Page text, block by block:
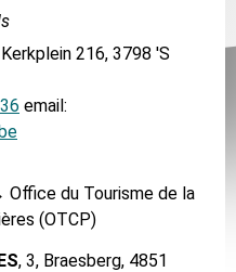
Kerkplein 216, 3798 'S
email:
Office du Tourisme de la
(OTCP)
, 3, Braesberg, 4851